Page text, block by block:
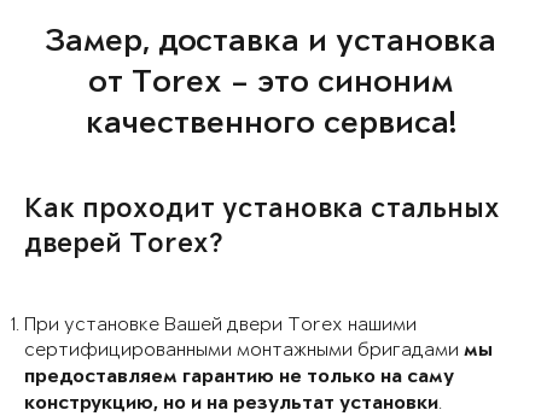
Замер, доставка и установка
от Torex – это синоним
качественного сервиса!
Как проходит установка стальных
дверей Torex?
При установке Вашей двери Torex нашими
сертифицированными монтажными бригадами мы
предоставляем гарантию не только на саму
конструкцию, но и на результат установки.